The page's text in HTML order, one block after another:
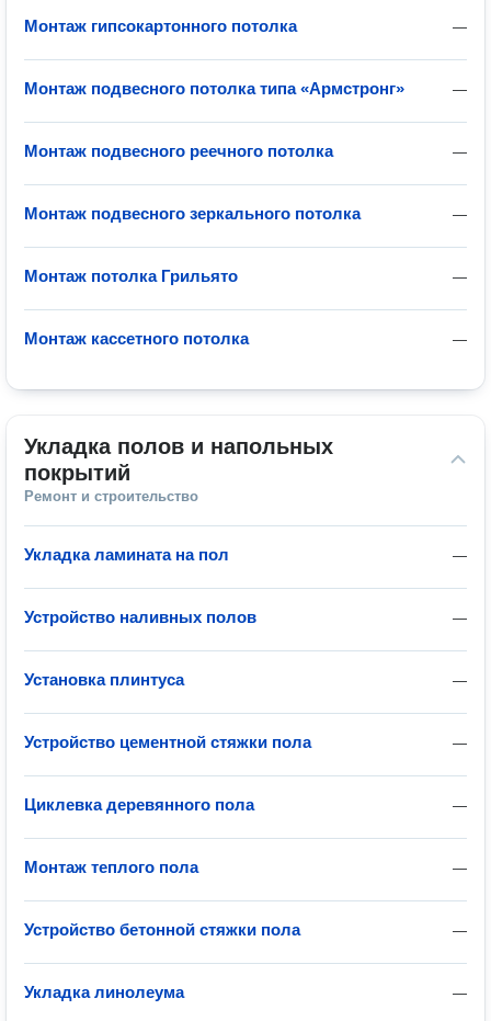
—
Монтаж гипсокартонного потолка
—
Монтаж подвесного потолка типа «Армстронг»
—
Монтаж подвесного реечного потолка
—
Монтаж подвесного зеркального потолка
—
Монтаж потолка Грильято
—
Монтаж кассетного потолка
Укладка полов и напольных
покрытий
Ремонт и строительство
—
Укладка ламината на пол
—
Устройство наливных полов
—
Установка плинтуса
—
Устройство цементной стяжки пола
—
Циклевка деревянного пола
—
Монтаж теплого пола
—
Устройство бетонной стяжки пола
—
Укладка линолеума